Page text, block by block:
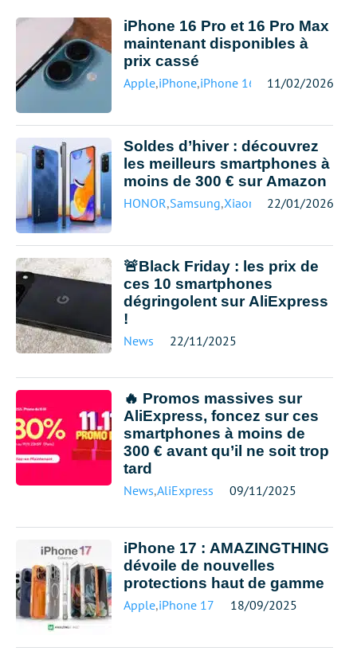
iPhone 16 Pro et 16 Pro Max
maintenant disponibles à
prix cassé
Apple,iPhone,iPhone 16 11/02/2026
Soldes d’hiver : découvrez
les meilleurs smartphones à
moins de 300 € sur Amazon
HONOR,Samsung,Xiaomi 22/01/2026
🚨Black Friday : les prix de
ces 10 smartphones
dégringolent sur AliExpress
!
News 22/11/2025
🔥 Promos massives sur
AliExpress, foncez sur ces
smartphones à moins de
300 € avant qu’il ne soit trop
tard
News,AliExpress 09/11/2025
iPhone 17 : AMAZINGTHING
dévoile de nouvelles
protections haut de gamme
Apple,iPhone 17 18/09/2025